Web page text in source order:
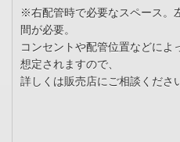
※右配管時で必要なスペース。
間が必要。
コンセントや配管位置などによ
想定されますので、
詳しくは販売店にご相談くださ